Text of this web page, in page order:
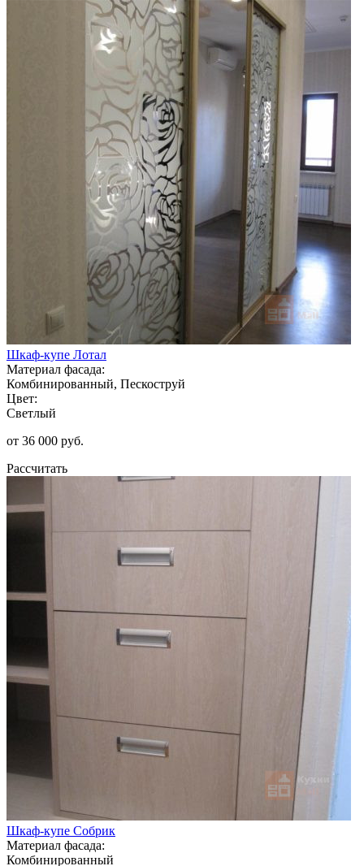
Шкаф-купе Лотал
Материал фасада:
Комбинированный, Пескоструй
Цвет:
Светлый
от 36 000 руб.
Рассчитать
Шкаф-купе Собрик
Материал фасада:
Комбинированный